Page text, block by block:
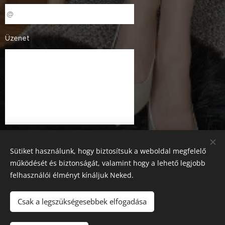
Üzenet
Sütiket használunk, hogy biztosítsuk a weboldal megfelelő
működését és biztonságát, valamint hogy a lehető legjobb
felhasználói élményt kínáljuk Neked.
Csak a legszükségesebbek elfogadása